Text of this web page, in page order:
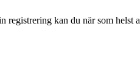
kan du när som helst